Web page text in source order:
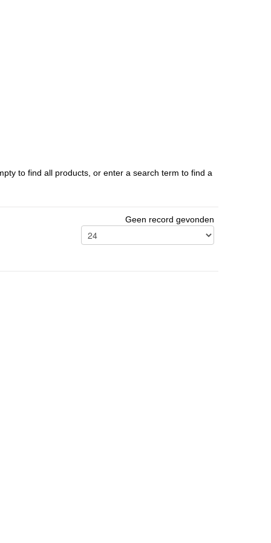
to find all products, or enter a search term to find a
Geen record gevonden